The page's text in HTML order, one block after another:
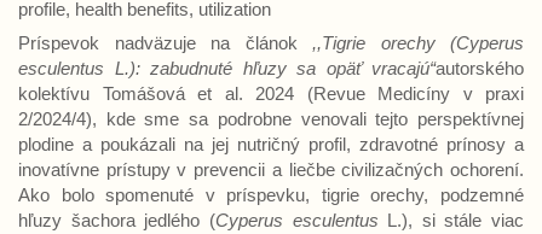
profile, health benefits, utilization
Príspevok nadväzuje na článok ,,Tigrie orechy (Cyperus
esculentus L.): zabudnuté hľuzy sa opäť vracajú“autorského
kolektívu Tomášová et al. 2024 (Revue Medicíny v praxi
2/2024/4), kde sme sa podrobne venovali tejto perspektívnej
plodine a poukázali na jej nutričný profil, zdravotné prínosy a
inovatívne prístupy v prevencii a liečbe civilizačných ochorení.
Ako bolo spomenuté v príspevku, tigrie orechy, podzemné
hľuzy šachora jedlého (Cyperus esculentus L.), si stále viac